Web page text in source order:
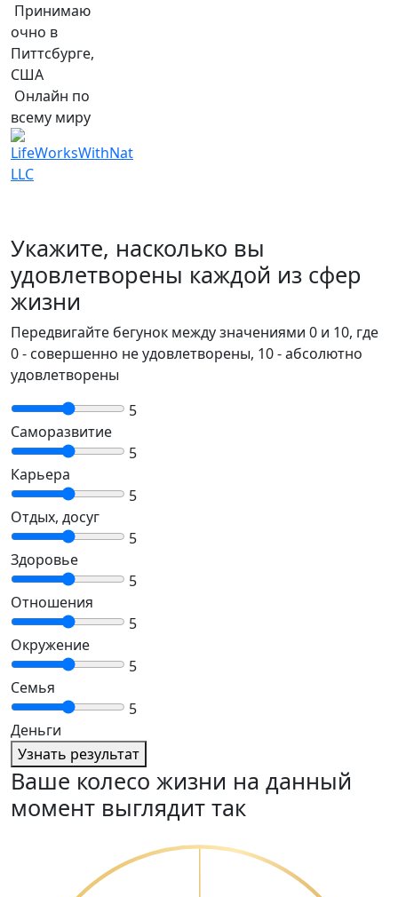
Принимаю
очно в
Питтсбурге,
США
Онлайн по
всему миру
Укажите, насколько вы
удовлетворены каждой из сфер
жизни
Передвигайте бегунок между значениями 0 и 10, где
0 - совершенно не удовлетворены, 10 - абсолютно
удовлетворены
5
Саморазвитие
5
Карьера
5
Отдых, досуг
5
Здоровье
5
Отношения
5
Окружение
5
Семья
5
Деньги
Узнать результат
Ваше колесо жизни на данный
момент выглядит так